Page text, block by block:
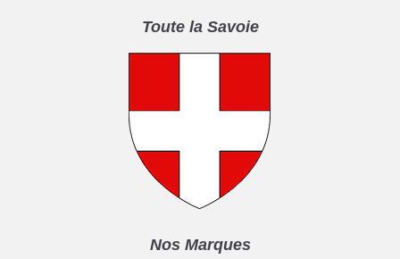
Toute la Savoie
Nos Marques